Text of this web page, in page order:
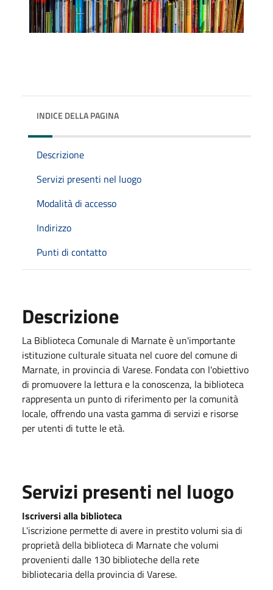
INDICE DELLA PAGINA
Descrizione
Servizi presenti nel luogo
Modalità di accesso
Indirizzo
Punti di contatto
Descrizione
La Biblioteca Comunale di Marnate è un'importante
istituzione culturale situata nel cuore del comune di
Marnate, in provincia di Varese. Fondata con l'obiettivo
di promuovere la lettura e la conoscenza, la biblioteca
rappresenta un punto di riferimento per la comunità
locale, offrendo una vasta gamma di servizi e risorse
per utenti di tutte le età.
Servizi presenti nel luogo
Iscriversi alla biblioteca
L'iscrizione permette di avere in prestito volumi sia di
proprietà della biblioteca di Marnate che volumi
provenienti dalle 130 biblioteche della rete
bibliotecaria della provincia di Varese.